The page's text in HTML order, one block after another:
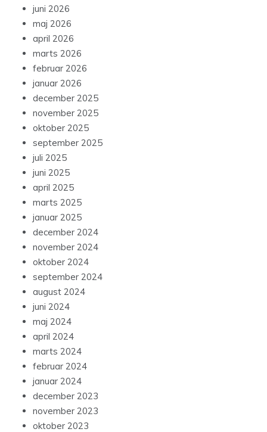
juni 2026
maj 2026
april 2026
marts 2026
februar 2026
januar 2026
december 2025
november 2025
oktober 2025
september 2025
juli 2025
juni 2025
april 2025
marts 2025
januar 2025
december 2024
november 2024
oktober 2024
september 2024
august 2024
juni 2024
maj 2024
april 2024
marts 2024
februar 2024
januar 2024
december 2023
november 2023
oktober 2023